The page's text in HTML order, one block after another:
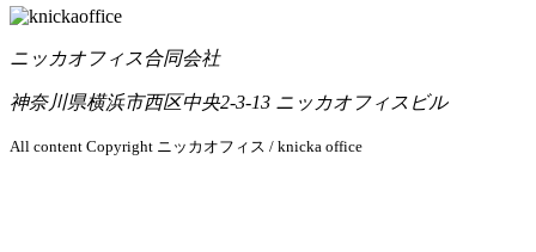
ニッカオフィス合同会社
神奈川県横浜市西区中央2-3-13 ニッカオフィスビル
All content Copyright ニッカオフィス / knicka office